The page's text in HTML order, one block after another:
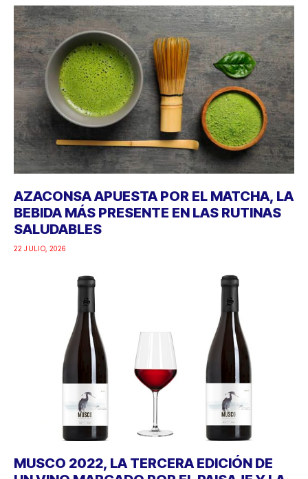
AZACONSA APUESTA POR EL MATCHA, LA
BEBIDA MÁS PRESENTE EN LAS RUTINAS
SALUDABLES
22 JULIO, 2026
MUSCO 2022, LA TERCERA EDICIÓN DE